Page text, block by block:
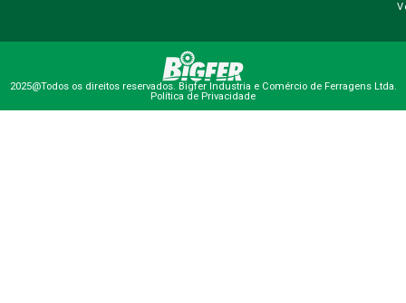
2025@Todos os direitos reservados. Bigfer Industria e Comércio de Ferragens Ltda.
Política de Privacidade